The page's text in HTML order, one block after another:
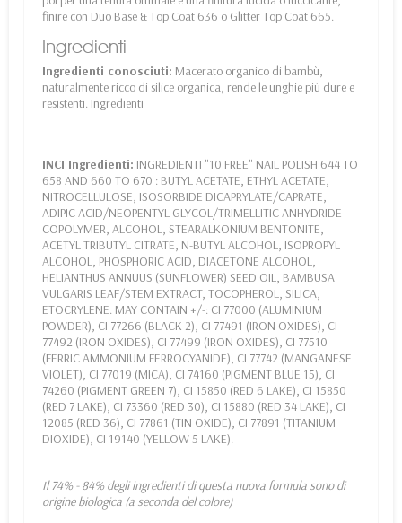
finire con Duo Base & Top Coat 636 o Glitter Top Coat 665.
Ingredienti
Ingredienti conosciuti: Macerato organico di bambù,
naturalmente ricco di silice organica, rende le unghie più dure e
resistenti. Ingredienti
INCI Ingredienti: INGREDIENTI "10 FREE" NAIL POLISH 644 TO
658 AND 660 TO 670 : BUTYL ACETATE, ETHYL ACETATE,
NITROCELLULOSE, ISOSORBIDE DICAPRYLATE/CAPRATE,
ADIPIC ACID/NEOPENTYL GLYCOL/TRIMELLITIC ANHYDRIDE
COPOLYMER, ALCOHOL, STEARALKONIUM BENTONITE,
ACETYL TRIBUTYL CITRATE, N-BUTYL ALCOHOL, ISOPROPYL
ALCOHOL, PHOSPHORIC ACID, DIACETONE ALCOHOL,
HELIANTHUS ANNUUS (SUNFLOWER) SEED OIL, BAMBUSA
VULGARIS LEAF/STEM EXTRACT, TOCOPHEROL, SILICA,
ETOCRYLENE. MAY CONTAIN +/-: CI 77000 (ALUMINIUM
POWDER), CI 77266 (BLACK 2), CI 77491 (IRON OXIDES), CI
77492 (IRON OXIDES), CI 77499 (IRON OXIDES), CI 77510
(FERRIC AMMONIUM FERROCYANIDE), CI 77742 (MANGANESE
VIOLET), CI 77019 (MICA), CI 74160 (PIGMENT BLUE 15), CI
74260 (PIGMENT GREEN 7), CI 15850 (RED 6 LAKE), CI 15850
(RED 7 LAKE), CI 73360 (RED 30), CI 15880 (RED 34 LAKE), CI
12085 (RED 36), CI 77861 (TIN OXIDE), CI 77891 (TITANIUM
DIOXIDE), CI 19140 (YELLOW 5 LAKE).
Il 74% - 84% degli ingredienti di questa nuova formula sono di
origine biologica (a seconda del colore)